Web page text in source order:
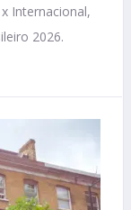
Internacional,
2026.